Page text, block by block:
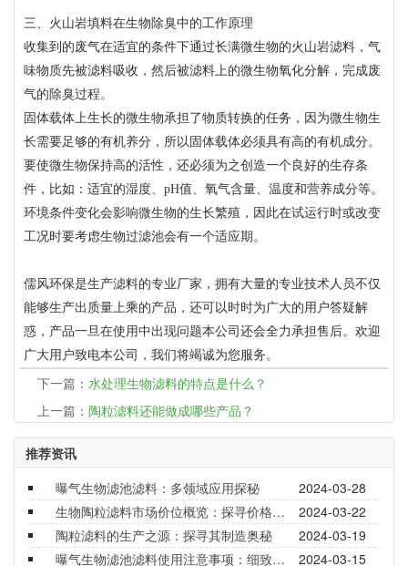
三、火山岩填料在生物除臭中的工作原理
收集到的废气在适宜的条件下通过长满微生物的火山岩滤料，气
味物质先被滤料吸收，然后被滤料上的微生物氧化分解，完成废
气的除臭过程。
固体载体上生长的微生物承担了物质转换的任务，因为微生物生
长需要足够的有机养分，所以固体载体必须具有高的有机成分。
要使微生物保持高的活性，还必须为之创造一个良好的生存条
件，比如：适宜的湿度、pH值、氧气含量、温度和营养成分等。
环境条件变化会影响微生物的生长繁殖，因此在试运行时或改变
工况时要考虑生物过滤池会有一个适应期。
儒风环保是生产滤料的专业厂家，拥有大量的专业技术人员不仅
能够生产出质量上乘的产品，还可以时时为广大的用户答疑解
惑，产品一旦在使用中出现问题本公司还会全力承担售后。欢迎
广大用户致电本公司，我们将竭诚为您服务。
下一篇： 水处理生物滤料的特点是什么？
上一篇： 陶粒滤料还能做成哪些产品？
推荐资讯
曝气生物滤池滤料：多领域应用探秘
2024-03-28
生物陶粒滤料市场价位概览：探寻价格背后的价值与选择
2024-03-22
陶粒滤料的生产之源：探寻其制造奥秘
2024-03-19
曝气生物滤池滤料使用注意事项：细致呵护，确保效能
2024-03-15